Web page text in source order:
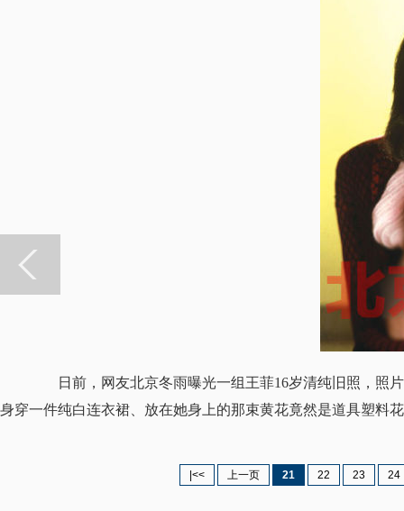
日前，网友北京冬雨曝光一组王菲16岁清纯旧照，照片
身穿一件纯白连衣裙、放在她身上的那束黄花竟然是道具塑料
|<< 上一页 21 22 23 24